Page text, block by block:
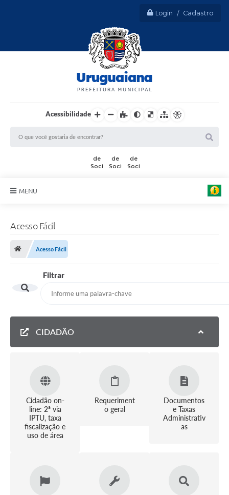
Login / Cadastro
Acessibilidade
MENU
Ouvidorias
Carta de Serviços
Secretarias/Centrais
Transparência
COVID-19
Vice-Prefeito Municipal
Sala do Empreendedor
Conselhos Municipais
Solicitação Obras
Acesso Fácil
Acesso Fácil
Filtrar
CIDADÃO
Cidadão on-
line: 2ª via
IPTU, taxa
fiscalização e
uso de área
Requeriment
o geral
Documentos
e Taxas
Administrativ
as